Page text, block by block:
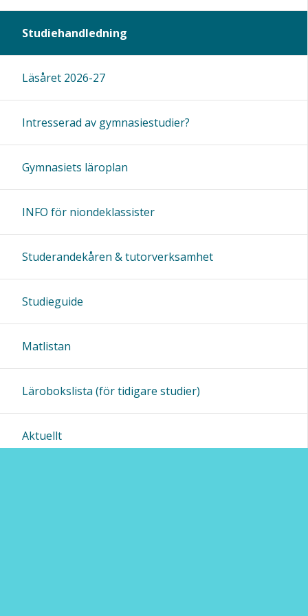
Studiehandledning
Läsåret 2026-27
Intresserad av gymnasiestudier?
Gymnasiets läroplan
INFO för niondeklassister
Studerandekåren & tutorverksamhet
Studieguide
Matlistan
Lärobokslista (för tidigare studier)
Aktuellt